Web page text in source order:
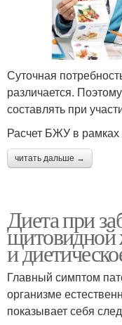
Суточная
различается.
составлять при
Расчет БЖУ в рамках
читать дальше →
Диета при
щитовидной
и
Главный симптом
организме
показывает себя